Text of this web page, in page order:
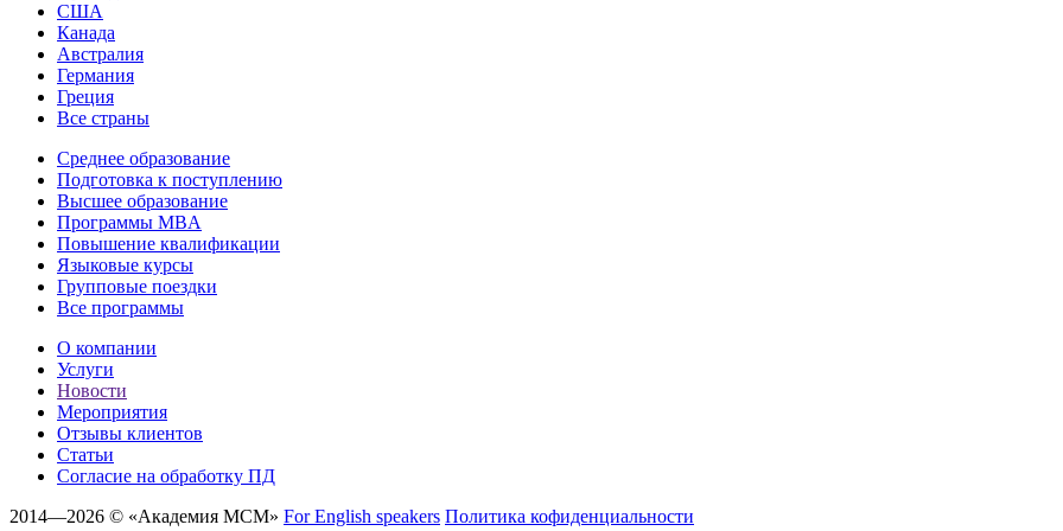
США
Канада
Австралия
Германия
Греция
Все страны
Среднее образование
Подготовка к поступлению
Высшее образование
Программы MBA
Повышение квалификации
Языковые курсы
Групповые поездки
Все программы
О компании
Услуги
Новости
Мероприятия
Отзывы клиентов
Статьи
Cогласие на обработку ПД
2014—2026 © «Академия МСМ» For English speakers Политика кофиденциальности